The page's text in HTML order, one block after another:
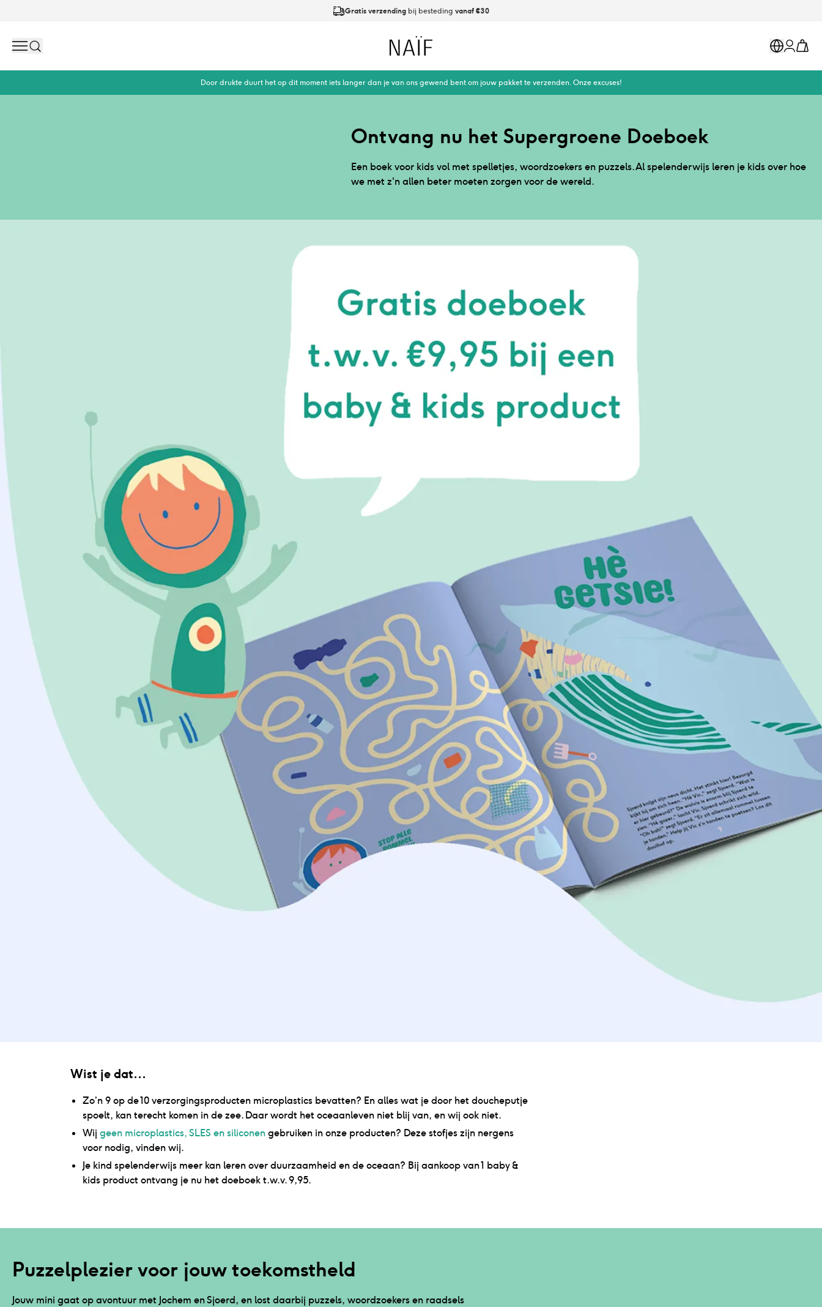
Gratis verzending bij besteding vanaf €30
Search Naïf Markets
Account
Cart
Door drukte duurt het op dit moment iets langer dan je van ons gewend bent om jouw pakket te verzenden. Onze excuses!
Ontvang nu het Supergroene Doeboek
Een boek voor kids vol met spelletjes, woordzoekers en puzzels. Al spelenderwijs leren je kids over hoe
we met z'n allen beter moeten zorgen voor de wereld.
Wist je dat...
Zo’n 9 op de 10 verzorgingsproducten microplastics bevatten? En alles wat je door het doucheputje
spoelt, kan terecht komen in de zee. Daar wordt het oceaanleven niet blij van, en wij ook niet.
Wijgeen microplastics, SLES en siliconengebruiken in onze producten? Deze stofjes zijn nergens
voor nodig, vinden wij.
Je kind spelenderwijs meer kan leren over duurzaamheid en de oceaan? Bij aankoop van 1 baby &
kids product ontvang je nu het doeboek t.w.v. 9,95.
Puzzelplezier voor jouw toekomstheld
Jouw mini gaat op avontuur met Jochem en Sjoerd, en lost daarbij puzzels, woordzoekers en raadsels